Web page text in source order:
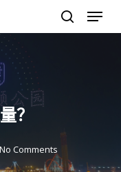
搜索
菜单
？
No Comments